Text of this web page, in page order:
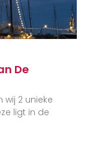
De
2 unieke
ligt in de